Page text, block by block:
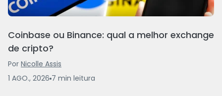
Coinbase ou Binance: qual a melhor exchange
de cripto?
Por Nicolle Assis
1 AGO., 2026 7 min leitura